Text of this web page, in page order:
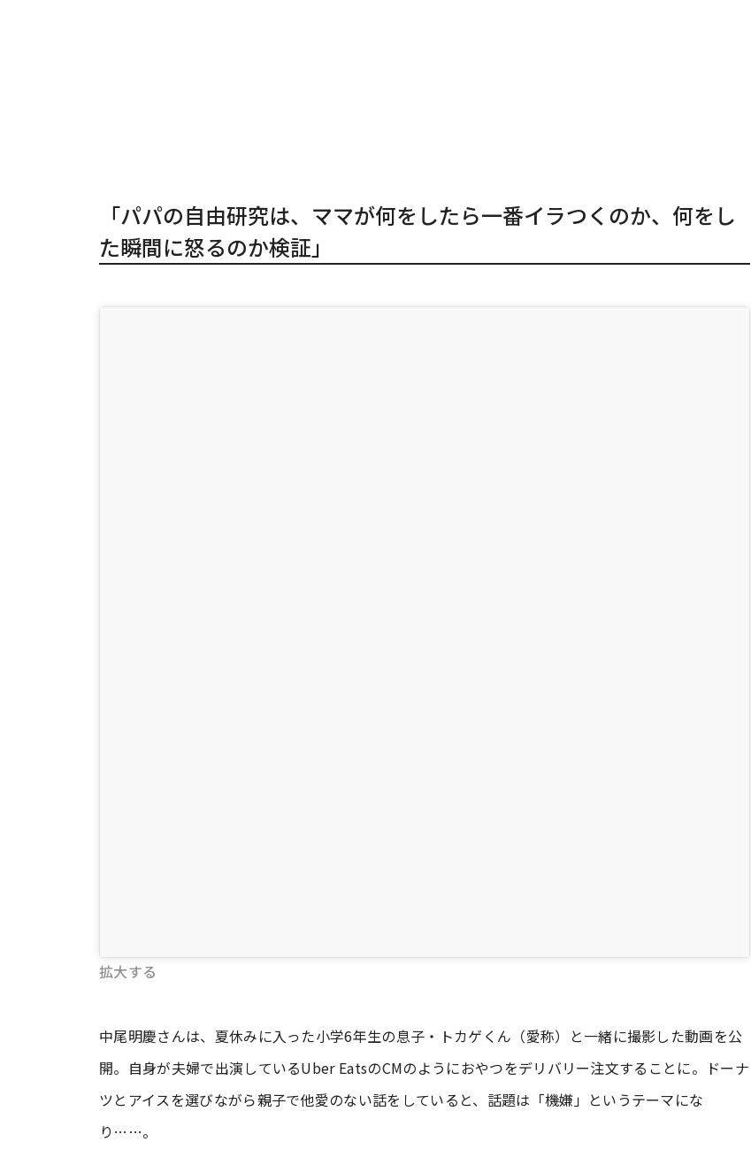
「パパの自由研究は、ママが何をしたら一番イラつくのか、何をし
た瞬間に怒るのか検証」
拡大する
中尾明慶さんは、夏休みに入った小学6年生の息子・トカゲくん（愛称）と一緒に撮影した動画を公
開。自身が夫婦で出演しているUber EatsのCMのようにおやつをデリバリー注文することに。ドーナ
ツとアイスを選びながら親子で他愛のない話をしていると、話題は「機嫌」というテーマにな
り……。